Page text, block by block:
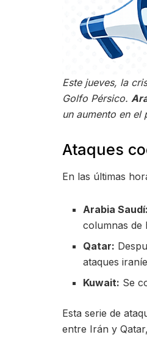
Este jueves, la
Golfo Pérsico.
un aumento en
Ataques
En las últimas
Arabia Saudí:
columnas de
Qatar:
ataques
Kuwait: Se
Esta serie de
entre Irán y